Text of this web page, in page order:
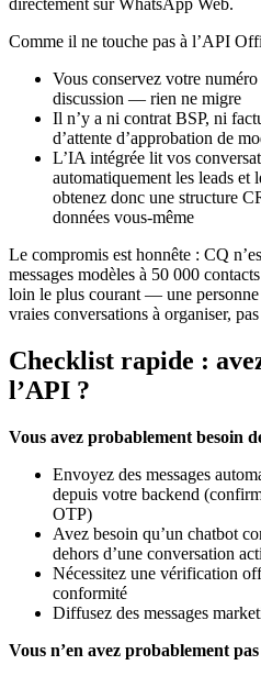
directement sur WhatsApp Web.
Comme il ne touche pas à l’API
Vous conservez votre
discussion — rien ne migre
Il n’y a ni contrat BSP, ni
d’attente d’approbation de
L’IA intégrée lit vos
automatiquement les leads et
obtenez donc une structure
données vous-même
Le compromis est honnête : CQ
messages modèles à 50 000
loin le plus courant — une
vraies conversations à organiser,
Checklist rapide :
l’API ?
Vous avez probablement besoin
Envoyez des messages
depuis votre backend
OTP)
Avez besoin qu’un chatbot
dehors d’une conversation
Nécessitez une vérification
conformité
Diffusez des messages
Vous n’en avez probablement